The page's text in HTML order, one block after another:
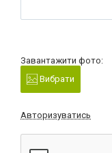
Завантажити фото:
Вибрати
Авторизуватись